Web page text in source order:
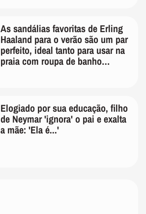
As sandálias favoritas de Erling
Haaland para o verão são um par
perfeito, ideal tanto para usar na
praia com roupa de banho
Elogiado por sua educação, filho
de Neymar 'ignora' o pai e exalta
a mãe: 'Ela é...'